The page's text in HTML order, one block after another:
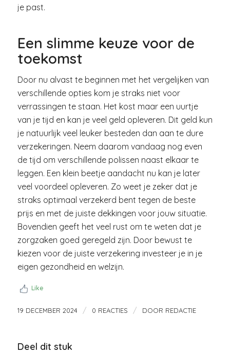
je past.
Een slimme keuze voor de
toekomst
Door nu alvast te beginnen met het vergelijken van
verschillende opties kom je straks niet voor
verrassingen te staan. Het kost maar een uurtje
van je tijd en kan je veel geld opleveren. Dit geld kun
je natuurlijk veel leuker besteden dan aan te dure
verzekeringen. Neem daarom vandaag nog even
de tijd om verschillende polissen naast elkaar te
leggen. Een klein beetje aandacht nu kan je later
veel voordeel opleveren. Zo weet je zeker dat je
straks optimaal verzekerd bent tegen de beste
prijs en met de juiste dekkingen voor jouw situatie.
Bovendien geeft het veel rust om te weten dat je
zorgzaken goed geregeld zijn. Door bewust te
kiezen voor de juiste verzekering investeer je in je
eigen gezondheid en welzijn.
Like
19 DECEMBER 2024 / 0 REACTIES / DOOR REDACTIE
Deel dit stuk